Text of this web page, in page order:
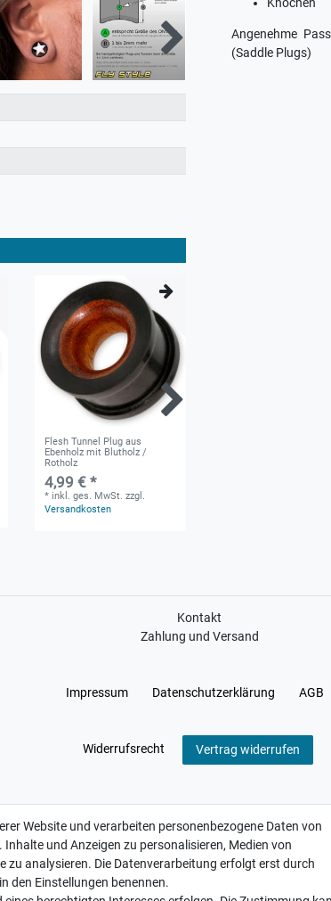
Flesh Tunnel Plug aus
Ebenholz mit Blutholz /
Rotholz
4,99 € *
* inkl. ges. MwSt. zzgl.
Versandkosten
Angenehme
(Saddle Plugs)
Kontakt
Zahlung und Versand
Impressum Daten­schutz­erklärung AGB
Widerrufs­recht Vertrag widerrufen
Website und verarbeiten personenbezogene Daten von
und Anzeigen zu personalisieren, Medien von
analysieren. Die Datenverarbeitung erfolgt erst durch
den Einstellungen benennen.